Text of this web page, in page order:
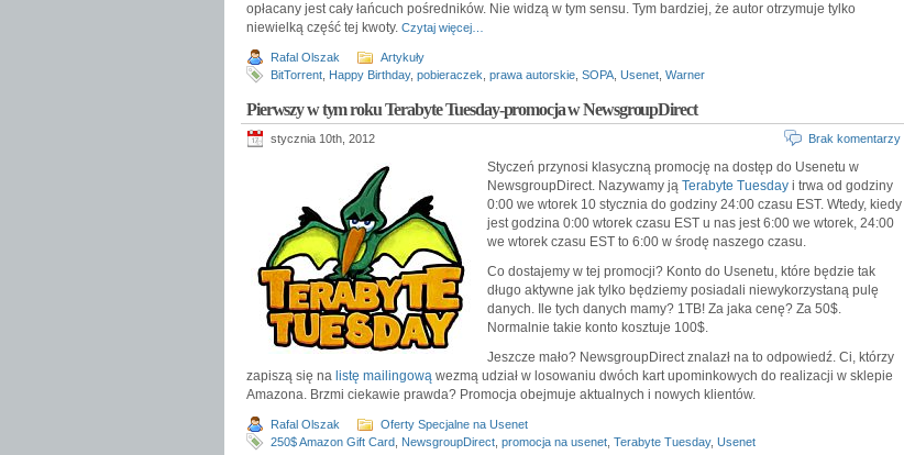
opłacany jest cały łańcuch pośredników. Nie widzą w tym sensu. Tym bardziej, że autor otrzymuje tylko
niewielką część tej kwoty. Czytaj więcej…
Rafal Olszak
Artykuły
BitTorrent Happy Birthday, pobieraczek prawa autorskie SOPA Usenet Warner
Pierwszy w tym roku Terabyte Tuesday-promocja w NewsgroupDirect
stycznia 10th, 2012 Brak komentarzy
Styczeń przynosi klasyczną promocję na dostęp do Usenetu w
NewsgroupDirect. Nazywamy ją Terabyte Tuesday i trwa od godziny
0:00 we wtorek 10 stycznia do godziny 24:00 czasu EST. Wtedy, kiedy
jest godzina 0:00 wtorek czasu EST u nas jest 6:00 we wtorek, 24:00
we wtorek czasu EST to 6:00 w środę naszego czasu.
Co dostajemy w tej promocji? Konto do Usenetu, które będzie tak
długo aktywne jak tylko będziemy posiadali niewykorzystaną pulę
danych. Ile tych danych mamy? 1TB! Za jaka cenę? Za 50$.
Normalnie takie konto kosztuje 100$.
Jeszcze mało? NewsgroupDirect znalazł na to odpowiedź. Ci, którzy
zapiszą się na listę mailingową wezmą udział w losowaniu dwóch kart upominkowych do realizacji w sklepie
Amazona. Brzmi ciekawie prawda? Promocja obejmuje aktualnych i nowych klientów.
Rafal Olszak
Oferty Specjalne na Usenet
250$ Amazon Gift Card NewsgroupDirect promocja na usenet Terabyte Tuesday, Usenet